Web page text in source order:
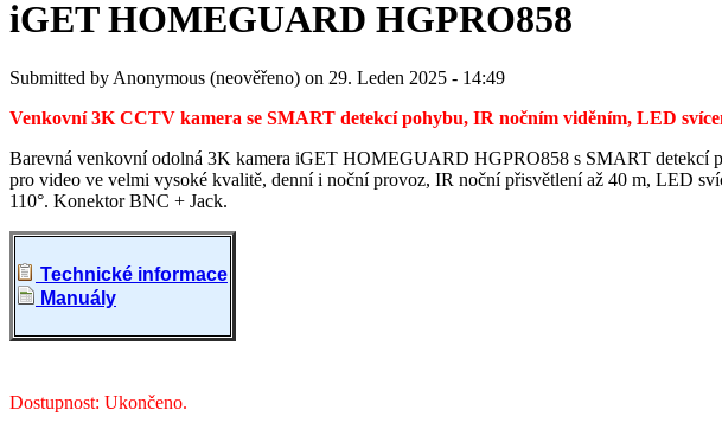
iGET HOMEGUARD HGPRO858
Submitted by Anonymous (neověřeno) on 29. Leden 2025 - 14:49
Venkovní 3K CCTV kamera se SMART detekcí pohybu, IR nočním viděním, LED
Barevná venkovní odolná 3K kamera iGET HOMEGUARD HGPRO858 s SMART
pro video ve velmi vysoké kvalitě, denní i noční provoz, IR noční přisvětlení až 40 m, LED
110°. Konektor BNC + Jack.
Technické informace
Manuály
Dostupnost: Ukončeno.